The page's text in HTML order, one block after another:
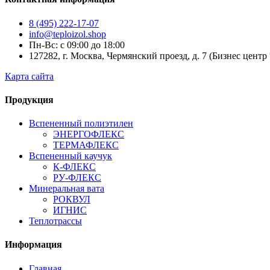
8 (495) 222-17-07
info@teploizol.shop
Пн-Вс: с 09:00 до 18:00
127282, г. Москва, Чермянский проезд, д. 7 (Бизнес
Карта сайта
Продукция
Вспененный полиэтилен
ЭНЕРГОФЛЕКС
ТЕРМАФЛЕКС
Вспененный каучук
К-ФЛЕКС
РУ-ФЛЕКС
Минеральная вата
РОКВУЛ
ИГНИС
Теплотрассы
Информация